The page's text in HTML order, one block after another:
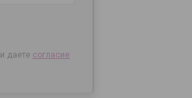
и даете согласие